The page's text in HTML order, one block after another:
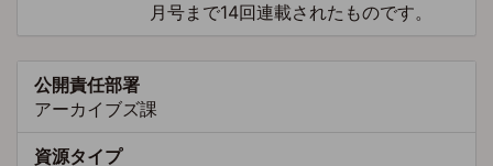
月号まで14回連載されたものです。
公開責任部署
アーカイブズ課
資源タイプ